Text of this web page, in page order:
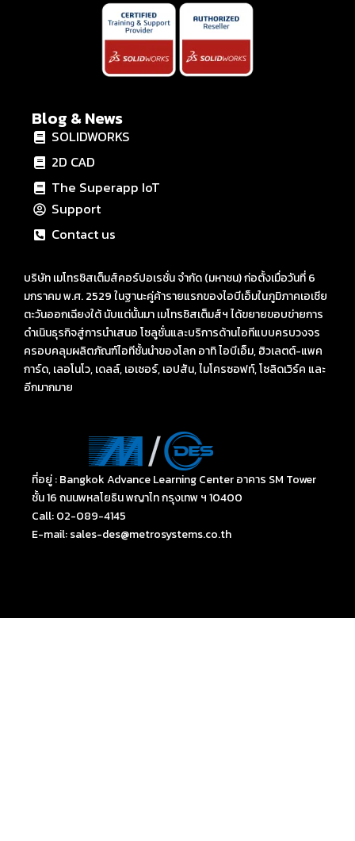
Blog & News
SOLIDWORKS
2D CAD
The Superapp IoT
Support
Contact us
บริษัท เมโทรซิสเต็มส์คอร์ปอเรชั่น จำกัด (มหาชน) ก่อตั้งเมื่อวันที่ 6
มกราคม พ.ศ. 2529 ในฐานะคู่ค้ารายแรกของไอบีเอ็มในภูมิภาคเอเชีย
ตะวันออกเฉียงใต้ นับแต่นั้นมา เมโทรซิสเต็มส์ฯ ได้ขยายขอบข่ายการ
ดำเนินธุรกิจสู่การนำเสนอ โซลูชั่นและบริการด้านไอทีแบบครบวงจร
ครอบคลุมผลิตภัณฑ์ไอทีชั้นนำของโลก อาทิ ไอบีเอ็ม, ฮิวเลตต์-แพค
การ์ด, เลอโนโว, เดลล์, เอเซอร์, เอปสัน, ไมโครซอฟท์, โซลิดเวิร์ค และ
อีกมากมาย
ที่อยู่ : Bangkok Advance Learning Center อาคาร SM Tower
ชั้น 16 ถนนพหลโยธิน พญาไท กรุงเทพ ฯ 10400
Call: 02-089-4145
E-mail: sales-des@metrosystems.co.th